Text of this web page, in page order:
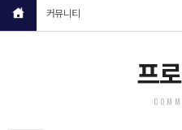
커뮤니티
프